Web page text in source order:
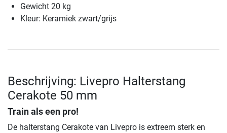
Gewicht 20 kg
Kleur: Keramiek zwart/grijs
Beschrijving: Livepro Halterstang
Cerakote 50 mm
Train als een pro!
De halterstang Cerakote van Livepro is extreem sterk en